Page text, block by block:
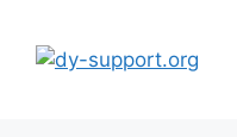
Inhalt
springen